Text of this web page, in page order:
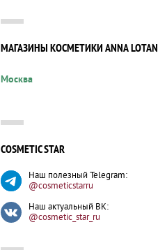
МАГАЗИНЫ КОСМЕТИКИ ANNA LOTAN
Москва
COSMETIC STAR
Наш полезный Telegram:
@cosmeticstarru
Наш актуальный ВК:
@cosmetic_star_ru